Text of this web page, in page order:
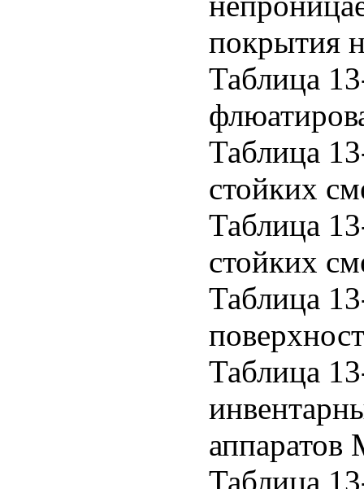
покрытия
Таблица
Таблица
стойких
Таблица
стойких
Таблица
Таблица
аппаратов
Таблица